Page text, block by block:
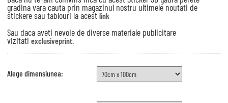
gradina vara cauta prin magazinul nostru ultimele noutati de
stickere sau tablouri la acest link
Sau daca aveti nevoie de diverse materiale publicitare
vizitati exclusiveprint.
Alege dimensiunea: